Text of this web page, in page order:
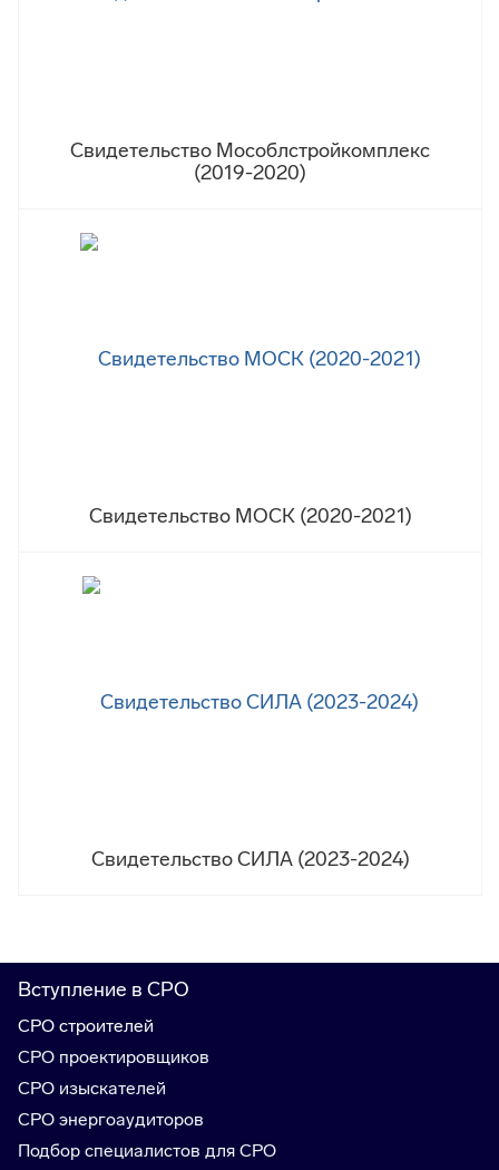
Свидетельство Мособлстройкомплекс
(2019-2020)
Свидетельство МОСК (2020-2021)
Свидетельство СИЛА (2023-2024)
Вступление в СРО
СРО строителей
СРО проектировщиков
СРО изыскателей
СРО энергоаудиторов
Подбор специалистов для СРО